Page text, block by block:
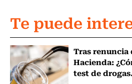
Te puede
Tras renuncia
Hacienda:
test de